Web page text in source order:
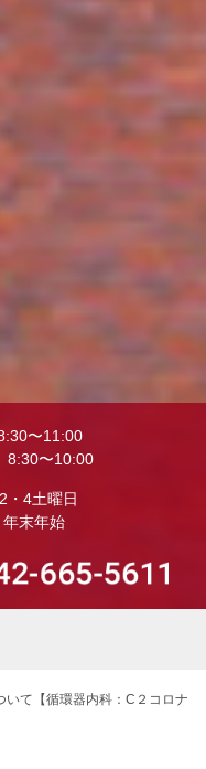
〜11:00
8:30〜10:00
・4土曜日
末年始
て【循環器内科：C２コロナ